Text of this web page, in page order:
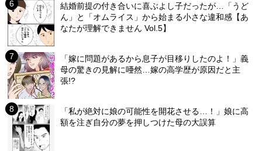
結婚前提の付き合いに喜ぶよし子だったが…「うど
ん」と「オムライス」から始まる小さな違和感【あ
なたが理解できません Vol.5】
「嫁に問題があるから息子が目移りしたのよ！」義
母の驚きの見解に唖然…嫁の高学歴が原因だと主
張!?
「私が絶対に娘の可能性を開花させる…！」娘に高
額を注ぎ自分の夢を押しつけた母の大誤算